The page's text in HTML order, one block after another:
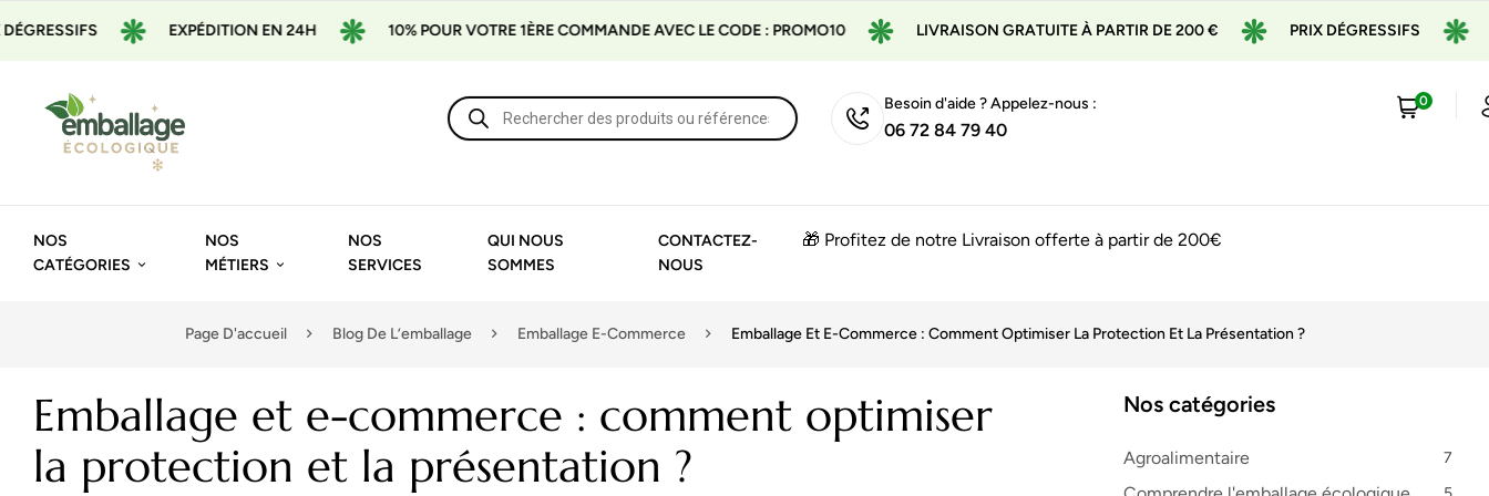
EXPÉDITION EN 24H 10% POUR VOTRE 1ÈRE COMMANDE AVEC LE CODE : PROMO10 LIVRAISON GRATUITE À PARTIR DE 200 € PRIX DÉGRESSIFS
Besoin d'aide ? Appelez-nous :
06 72 84 79 40
0
NOS
CATÉGORIES
NOS
MÉTIERS
NOS
SERVICES
QUI NOUS
SOMMES
CONTACTEZ-
NOUS
🎁 Profitez de notre Livraison offerte à partir de 200€
Page D'accueil Blog De L’emballage Emballage E-Commerce Emballage Et E-Commerce : Comment Optimiser La Protection Et La Présentation ?
Emballage et e-commerce : comment optimiser
la protection et la présentation ?
Nos catégories
Agroalimentaire 7